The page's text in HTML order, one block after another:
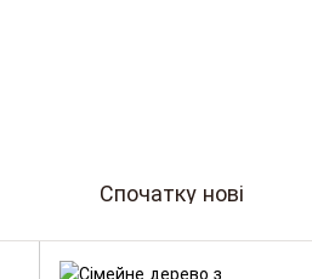
Спочатку нові